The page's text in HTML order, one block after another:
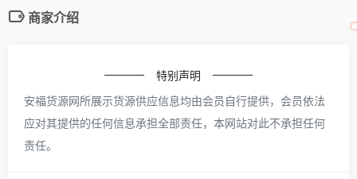
商家介绍
特别声明
安福货源网所展示货源供应信息均由会员自行提供，会员依法
应对其提供的任何信息承担全部责任，本网站对此不承担任何
责任。